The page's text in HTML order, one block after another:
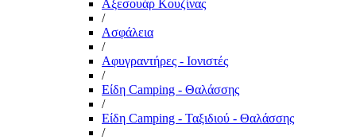
Αξεσουάρ Κουζίνας
/
Ασφάλεια
/
Αφυγραντήρες - Ιονιστές
/
Είδη Camping - Θαλάσσης
/
Είδη Camping - Ταξιδιού - Θαλάσσης
/